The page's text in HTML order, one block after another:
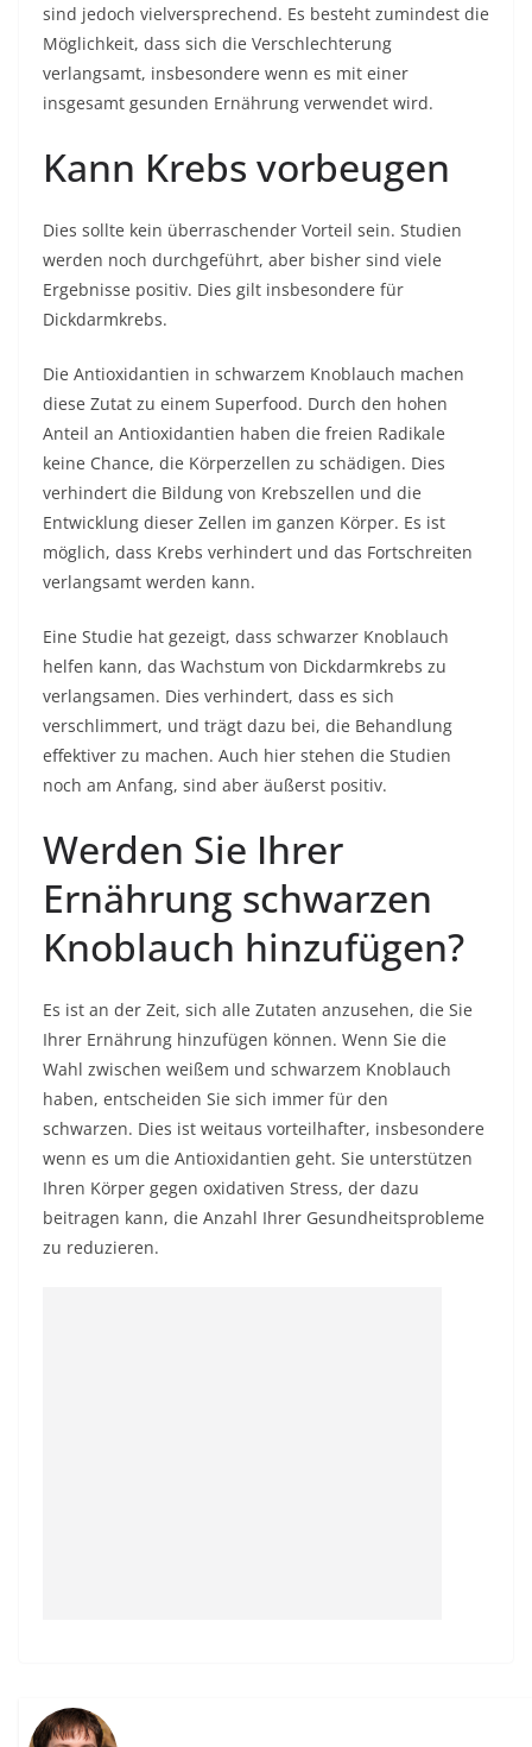
sind jedoch vielversprechend. Es besteht zumindest die
Möglichkeit, dass sich die Verschlechterung
verlangsamt, insbesondere wenn es mit einer
insgesamt gesunden Ernährung verwendet wird.
Kann Krebs vorbeugen
Dies sollte kein überraschender Vorteil sein. Studien
werden noch durchgeführt, aber bisher sind viele
Ergebnisse positiv. Dies gilt insbesondere für
Dickdarmkrebs.
Die Antioxidantien in schwarzem Knoblauch machen
diese Zutat zu einem Superfood. Durch den hohen
Anteil an Antioxidantien haben die freien Radikale
keine Chance, die Körperzellen zu schädigen. Dies
verhindert die Bildung von Krebszellen und die
Entwicklung dieser Zellen im ganzen Körper. Es ist
möglich, dass Krebs verhindert und das Fortschreiten
verlangsamt werden kann.
Eine Studie hat gezeigt, dass schwarzer Knoblauch
helfen kann, das Wachstum von Dickdarmkrebs zu
verlangsamen. Dies verhindert, dass es sich
verschlimmert, und trägt dazu bei, die Behandlung
effektiver zu machen. Auch hier stehen die Studien
noch am Anfang, sind aber äußerst positiv.
Werden Sie Ihrer
Ernährung schwarzen
Knoblauch hinzufügen?
Es ist an der Zeit, sich alle Zutaten anzusehen, die Sie
Ihrer Ernährung hinzufügen können. Wenn Sie die
Wahl zwischen weißem und schwarzem Knoblauch
haben, entscheiden Sie sich immer für den
schwarzen. Dies ist weitaus vorteilhafter, insbesondere
wenn es um die Antioxidantien geht. Sie unterstützen
Ihren Körper gegen oxidativen Stress, der dazu
beitragen kann, die Anzahl Ihrer Gesundheitsprobleme
zu reduzieren.